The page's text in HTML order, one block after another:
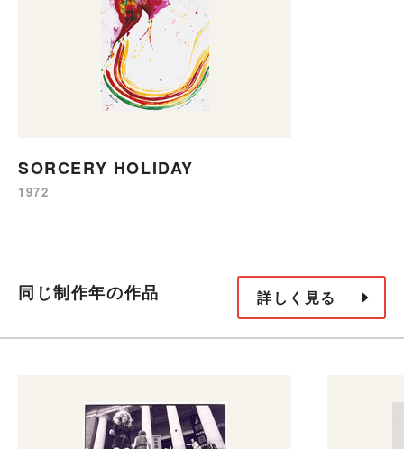
SORCERY HOLIDAY
1972
同じ制作年の作品 詳しく見る